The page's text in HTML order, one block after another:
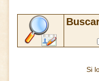
Si